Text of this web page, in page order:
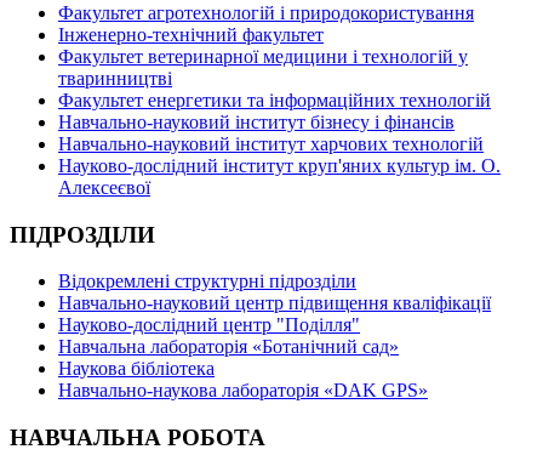
Факультет агротехнологій і природокористування
Інженерно-технічний факультет
Факультет ветеринарної медицини і технологій у
тваринництві
Факультет енергетики та інформаційних технологій
Навчально-науковий інститут бізнесу і фінансів
Навчально-науковий інститут харчових технологій
Науково-дослідний інститут круп'яних культур ім. О.
Алексеєвої
ПІДРОЗДІЛИ
Відокремлені структурні підрозділи
Навчально-науковий центр підвищення кваліфікації
Науково-дослідний центр "Поділля"
Навчальна лабораторія «Ботанічний сад»
Наукова бібліотека
Навчально-наукова лабораторія «DAK GPS»
НАВЧАЛЬНА РОБОТА